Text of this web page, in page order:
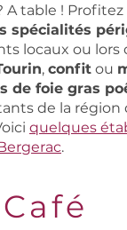
table ! Profitez
spécialités
locaux ou lors
, confit ou
de foie gras
de la région
quelques
.